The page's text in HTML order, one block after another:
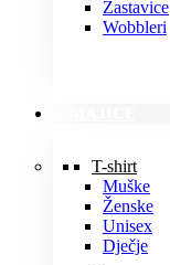
Zastavice
Wobbleri
T-shirt
Muške
Ženske
Unisex
Dječje